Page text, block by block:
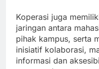
Koperasi juga
jaringan antara
pihak kampus, serta
inisiatif kolaborasi,
informasi dan